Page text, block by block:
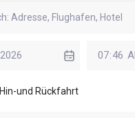
Hin-und Rückfahrt